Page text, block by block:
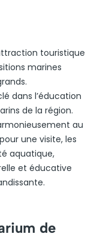
touristique
marines
dans l’éducation
de la région.
au
une visite, les
aquatique,
et éducative
de